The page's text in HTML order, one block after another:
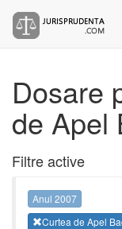
Dosare
de Apel
Filtre active
Anul 2007
Curtea de Apel